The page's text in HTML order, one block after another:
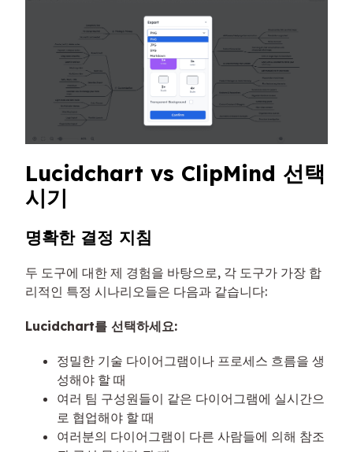
Lucidchart vs ClipMind 선택
시기
명확한 결정 지침
두 도구에 대한 제 경험을 바탕으로, 각 도구가 가장 합
리적인 특정 시나리오들은 다음과 같습니다:
Lucidchart를 선택하세요:
정밀한 기술 다이어그램이나 프로세스 흐름을 생
성해야 할 때
여러 팀 구성원들이 같은 다이어그램에 실시간으
로 협업해야 할 때
여러분의 다이어그램이 다른 사람들에 의해 참조